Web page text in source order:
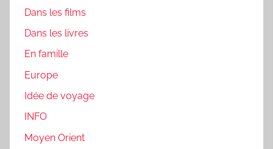
Dans les films
Dans les livres
En famille
Europe
Idée de voyage
INFO
Moyen Orient